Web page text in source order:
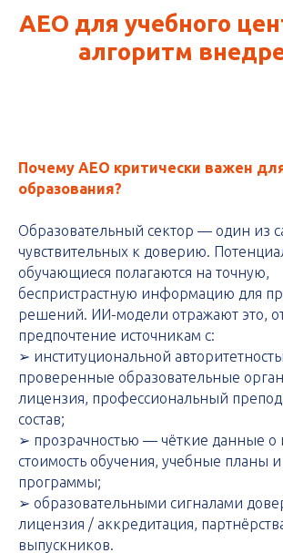
AEO для учебного
алгоритм
Почему AEO критически важен
образования?
Образовательный сектор — один из
чувствительных к доверию.
обучающиеся полагаются на точную,
беспристрастную информацию для
решений. ИИ-модели отражают это,
предпочтение источникам с:
➢ институциональной
проверенные образовательные
лицензия, профессиональный
состав;
➢ прозрачностью — чёткие данные о
стоимость обучения, учебные планы
программы;
➢ образовательными сигналами
лицензия / аккредитация,
выпускников.